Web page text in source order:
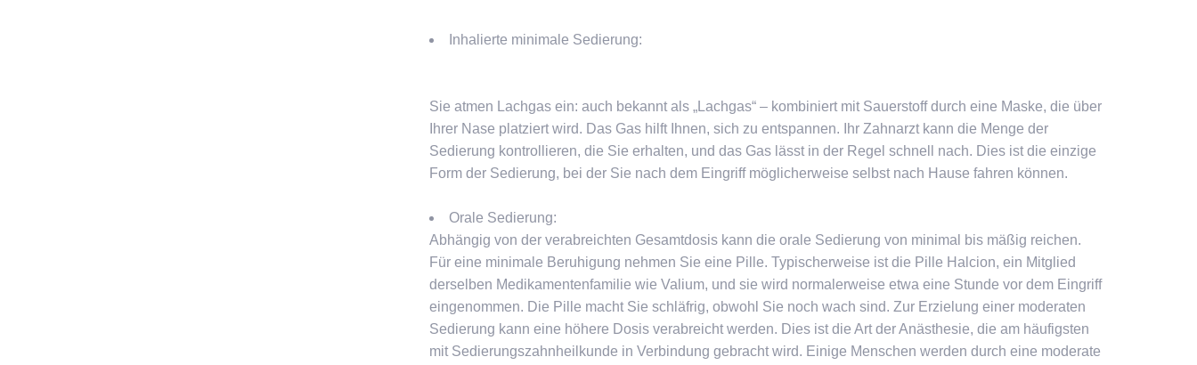
Inhalierte minimale Sedierung:
Sie atmen Lachgas ein: auch bekannt als „Lachgas“ – kombiniert mit Sauerstoff durch eine Maske, die über
Ihrer Nase platziert wird. Das Gas hilft Ihnen, sich zu entspannen. Ihr Zahnarzt kann die Menge der
Sedierung kontrollieren, die Sie erhalten, und das Gas lässt in der Regel schnell nach. Dies ist die einzige
Form der Sedierung, bei der Sie nach dem Eingriff möglicherweise selbst nach Hause fahren können.
Orale Sedierung:
Abhängig von der verabreichten Gesamtdosis kann die orale Sedierung von minimal bis mäßig reichen.
Für eine minimale Beruhigung nehmen Sie eine Pille. Typischerweise ist die Pille Halcion, ein Mitglied
derselben Medikamentenfamilie wie Valium, und sie wird normalerweise etwa eine Stunde vor dem Eingriff
eingenommen. Die Pille macht Sie schläfrig, obwohl Sie noch wach sind. Zur Erzielung einer moderaten
Sedierung kann eine höhere Dosis verabreicht werden. Dies ist die Art der Anästhesie, die am häufigsten
mit Sedierungszahnheilkunde in Verbindung gebracht wird. Einige Menschen werden durch eine moderate